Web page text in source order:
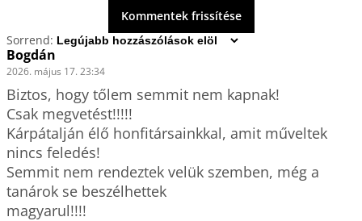
Kommentek frissítése
Sorrend:
Bogdán
2026. május 17. 23:34
Biztos, hogy tőlem semmit nem kapnak!
Csak megvetést!!!!!
Kárpátalján élő honfitársainkkal, amit műveltek
nincs feledés!
Semmit nem rendeztek velük szemben, még a
tanárok se beszélhettek
magyarul!!!!